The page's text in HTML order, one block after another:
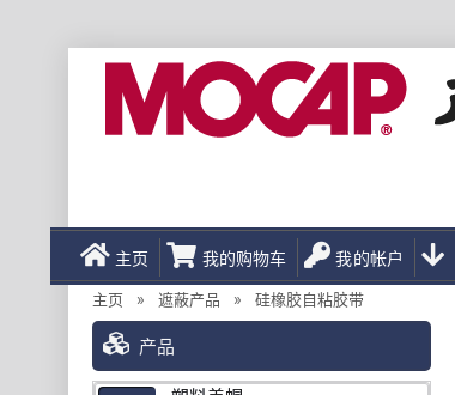
主页 我的购物车 我的帐户
主页 » 遮蔽产品 » 硅橡胶自粘胶带
产品